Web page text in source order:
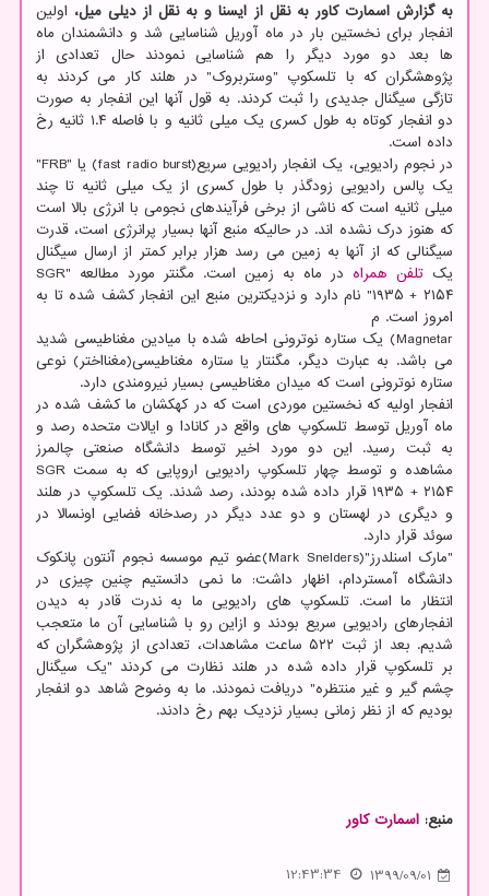
به گزارش اسمارت کاور به نقل از ایسنا و به نقل از دیلی میل، اولین
انفجار برای نخستین بار در ماه آوریل شناسایی شد و دانشمندان ماه
ها بعد دو مورد دیگر را هم شناسایی نمودند حال تعدادی از
پژوهشگران که با تلسکوپ "وستربروک" در هلند کار می کردند به
تازگی سیگنال جدیدی را ثبت کردند. به قول آنها این انفجار به صورت
دو انفجار کوتاه به طول کسری یک میلی ثانیه و با فاصله ۱.۴ ثانیه رخ
داده است.
در نجوم رادیویی، یک انفجار رادیویی سریع(fast radio burst) یا "FRB"
یک پالس رادیویی زودگذر با طول کسری از یک میلی ثانیه تا چند
میلی ثانیه است که ناشی از برخی فرآیندهای نجومی با انرژی بالا است
که هنوز درک نشده اند. در حالیکه منبع آنها بسیار پرانرژی است، قدرت
سیگنالی که از آنها به زمین می رسد هزار برابر کمتر از ارسال سیگنال
یک تلفن همراه
در ماه به زمین است. مگنتر مورد مطالعه "SGR
۱۹۳۵ + ۲۱۵۴" نام دارد و نزدیکترین منبع این انفجار کشف شده تا به
امروز است. م
Magnetar) یک ستاره نوترونی احاطه شده با میادین مغناطیسی شدید
می باشد. به عبارت دیگر، مگنتار یا ستاره مغناطیسی(مغنااختر) نوعی
ستاره نوترونی است که میدان مغناطیسی بسیار نیرومندی دارد.
انفجار اولیه که نخستین موردی است که در کهکشان ما کشف شده در
ماه آوریل توسط تلسکوپ های واقع در کانادا و ایالات متحده رصد و
به ثبت رسید. این دو مورد اخیر توسط دانشگاه صنعتی چالمرز
مشاهده و توسط چهار تلسکوپ رادیویی اروپایی که به سمت SGR
۱۹۳۵ + ۲۱۵۴ قرار داده شده بودند، رصد شدند. یک تلسکوپ در هلند
و دیگری در لهستان و دو عدد دیگر در رصدخانه فضایی اونسالا در
سوئد قرار دارد.
"مارک اسنلدرز"(Mark Snelders)عضو تیم موسسه نجوم آنتون پانکوک
دانشگاه آمستردام، اظهار داشت: ما نمی دانستیم چنین چیزی در
انتظار ما است. تلسکوپ های رادیویی ما به ندرت قادر به دیدن
انفجارهای رادیویی سریع بودند و ازاین رو با شناسایی آن ما متعجب
شدیم. بعد از ثبت ۵۲۲ ساعت مشاهدات، تعدادی از پژوهشگران که
بر تلسکوپ قرار داده شده در هلند نظارت می کردند "یک سیگنال
چشم گیر و غیر منتظره" دریافت نمودند. ما به وضوح شاهد دو انفجار
بودیم که از نظر زمانی بسیار نزدیک بهم رخ دادند.
منبع: اسمارت كاور
1399/09/01
12:43:34